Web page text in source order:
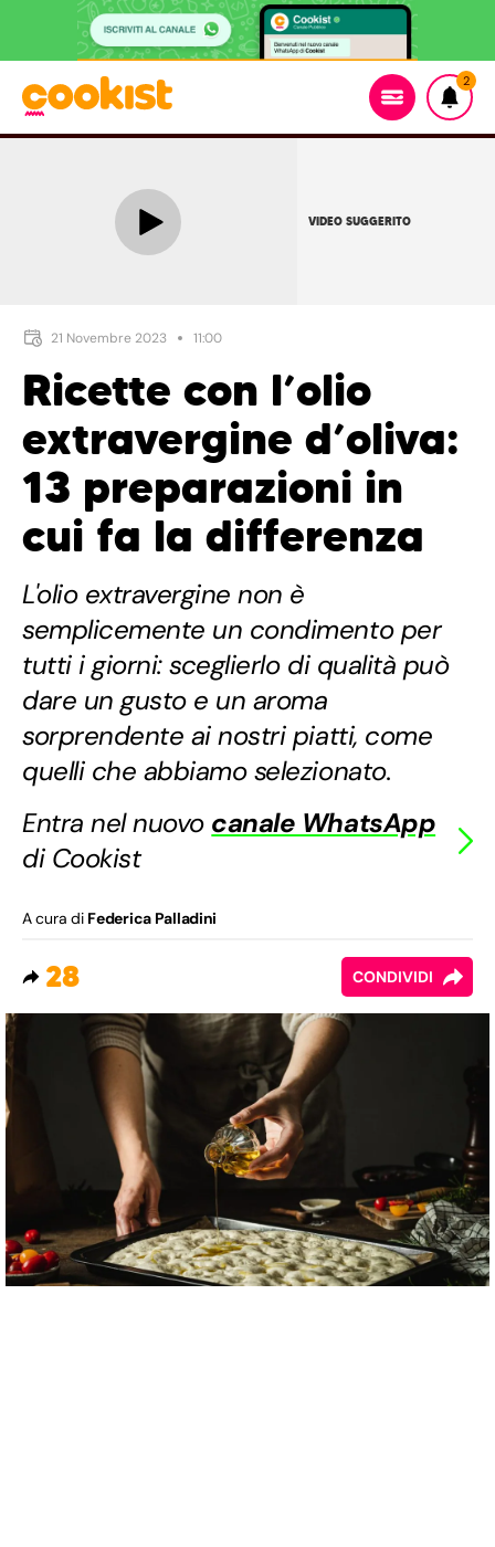
2
VIDEO SUGGERITO
21 Novembre 2023 11:00
Ricette con l’olio
extravergine d’oliva:
13 preparazioni in
cui fa la differenza
L'olio extravergine non è
semplicemente un condimento per
tutti i giorni: sceglierlo di qualità può
dare un gusto e un aroma
sorprendente ai nostri piatti, come
quelli che abbiamo selezionato.
Entra nel nuovo canale WhatsApp
di Cookist
A cura di Federica Palladini
28 CONDIVIDI